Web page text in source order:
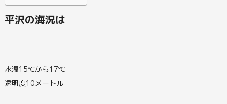
平沢の海況は
水温15℃から17℃
透明度10メートル